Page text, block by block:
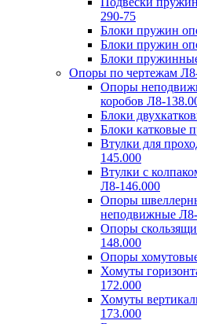
290-75
Блоки пружин
Блоки пружин
Блоки
Опоры по чертежам
Опоры
коробов Л8-
Блоки
Блоки катковые
Втулки для
145.000
Втулки с
Л8-146.000
Опоры
неподвижные
Опоры
148.000
Опоры
Хомуты
172.000
Хомуты
173.000